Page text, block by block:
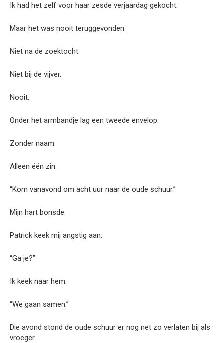
Ik had het zelf voor haar zesde verjaardag gekocht.
Maar het was nooit teruggevonden.
Niet na de zoektocht.
Niet bij de vijver.
Nooit.
Onder het armbandje lag een tweede envelop.
Zonder naam.
Alleen één zin.
“Kom vanavond om acht uur naar de oude schuur.”
Mijn hart bonsde.
Patrick keek mij angstig aan.
“Ga je?”
Ik keek naar hem.
“We gaan samen.”
Die avond stond de oude schuur er nog net zo verlaten bij als
vroeger.